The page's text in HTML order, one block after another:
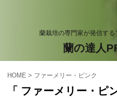
蘭栽培の専門家が発信す
蘭の達人
HOME > ファーメリー・ピンク
「 ファーメリー・ピ